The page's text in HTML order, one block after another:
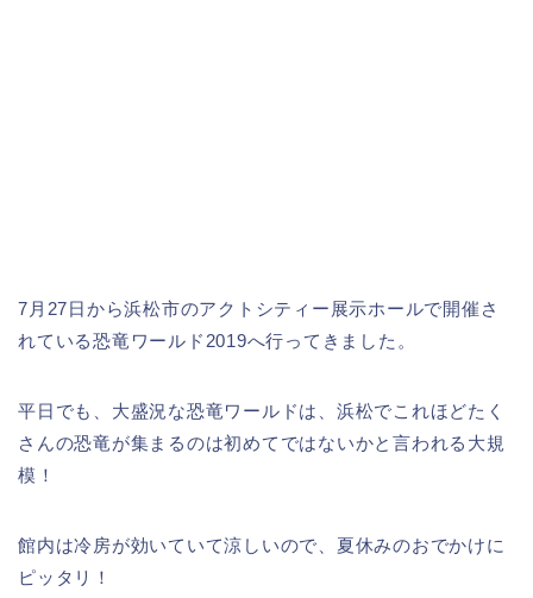
7月27日から浜松市のアクトシティー展示ホールで開催さ
れている恐竜ワールド2019へ行ってきました。
平日でも、大盛況な恐竜ワールドは、浜松でこれほどたく
さんの恐竜が集まるのは初めてではないかと言われる大規
模！
館内は冷房が効いていて涼しいので、夏休みのおでかけに
ピッタリ！